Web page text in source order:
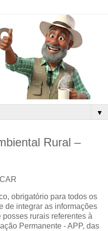
▼
Rural –
obrigatório para todos os
de integrar as informações
rurais referentes à
Permanente - APP, das